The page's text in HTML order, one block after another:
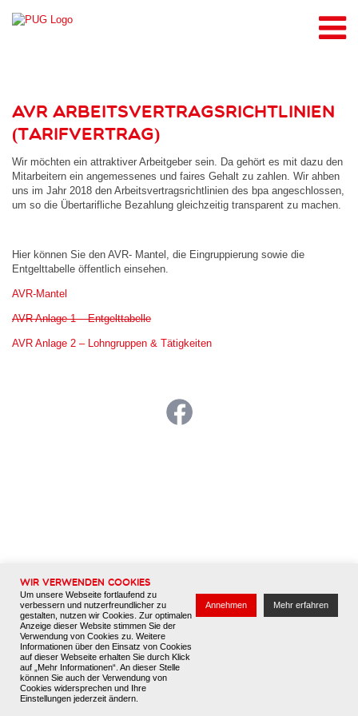
Pflegeberatung Kids
Pflegedienst
Alltags- & Haushaltshelden
Standorte
Jobs
Unternehmen
Datenschutz
Impressum
AVR Arbeitsvertragsrichtlinien
(Tarifvertrag)
Wir möchten ein attraktiver Arbeitgeber sein. Da gehört es mit dazu den
Mitarbeitern ein angemessenes und faires Gehalt zu zahlen. Wir ahben
uns im Jahr 2018 den Arbeitsvertragsrichtlinien des bpa angeschlossen,
um so die Übertarifliche Bezahlung gleichzeitig transparent zu machen.
Hier können Sie den AVR- Mantel, die Eingruppierung sowie die
Entgelttabelle öffentlich einsehen.
AVR-Mantel
AVR Anlage 1 – Entgelttabelle
AVR Anlage 2 – Lohngruppen & Tätigkeiten
Wir verwenden Cookies
Um unsere Webseite fortlaufend zu
verbessern und nutzerfreundlicher zu
gestalten, nutzen wir Cookies. Zur optimalen
Anzeige dieser Website stimmen Sie der
Verwendung von Cookies zu. Weitere
Informationen über den Einsatz von Cookies
auf dieser Webseite erhalten Sie durch Klick
auf „Mehr Informationen“. An dieser Stelle
können Sie auch der Verwendung von
Cookies widersprechen und Ihre
Einstellungen jederzeit ändern.
Annehmen Mehr erfahren